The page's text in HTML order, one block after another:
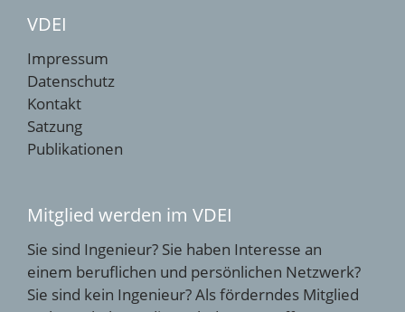
VDEI
Impressum
Datenschutz
Kontakt
Satzung
Publikationen
Mitglied werden im VDEI
Sie sind Ingenieur? Sie haben Interesse an
einem beruflichen und persönlichen Netzwerk?
Sie sind kein Ingenieur? Als förderndes Mitglied